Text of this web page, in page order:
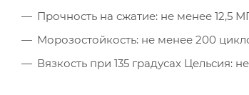
Прочность на сжатие: не менее 12,5
Морозостойкость: не менее 200
Вязкость при 135 градусах Цельсия: